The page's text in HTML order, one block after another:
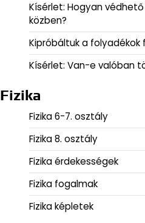
Kísérlet: Hogyan
közben?
Kipróbáltuk a
Kísérlet: Van-e valóban
Fizika
Fizika 6-7. osztály
Fizika 8. osztály
Fizika érdekességek
Fizika fogalmak
Fizika képletek